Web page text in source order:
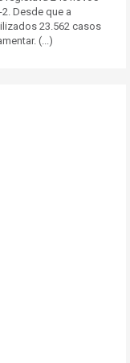
Desde que a
23.562 casos
(...)